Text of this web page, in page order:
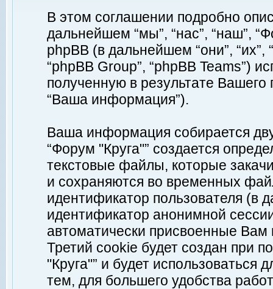
В этом соглашении подробно
дальнейшем “мы”, “нас”, “наш”,
phpBB (в дальнейшем “они”, “их”,
“phpBB Group”, “phpBB Teams”)
полученную в результате
“Ваша информация”).
Ваша информация собирается
“Форум "Круга"” создается
текстовые файлы, которые
и сохраняются во временных
идентификатор пользователя (в
идентификатор анонимной
автоматически присвоенные
Третий cookie будет создан при
"Круга"” и будет
тем, для большего удобства